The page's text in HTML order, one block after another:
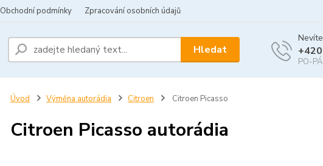
Obchodní podmínky Zpracování osobních údajů
Hledat
PO-
Úvod Výměna autorádia Citroen Citroen Picasso
Citroen Picasso autorádia